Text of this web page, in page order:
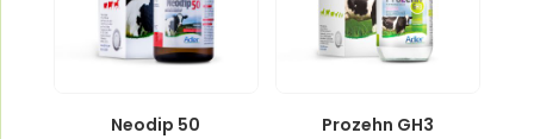
Neodip 50 Prozehn GH3